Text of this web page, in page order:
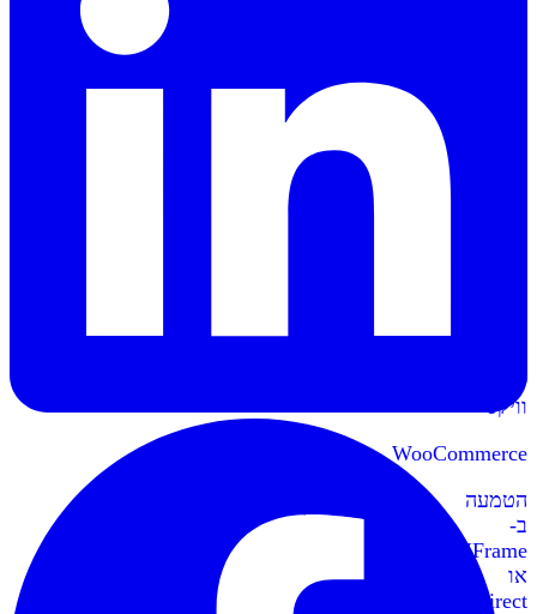
לאתרי
וויקס
WooCommerce
הטמעה
ב-
IFrame
או
Redirect